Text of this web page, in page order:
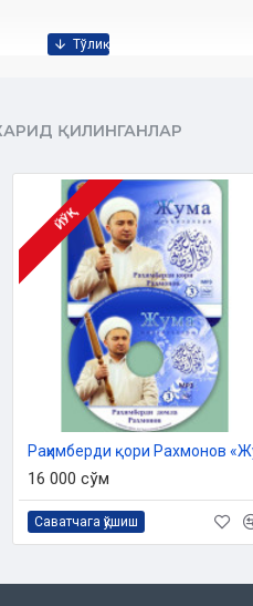
оид маърузалар ўрин олган:
ҚИЛИНГАНЛАР
ЙЎҚ
16 000 сўм
Саватчага қўшиш